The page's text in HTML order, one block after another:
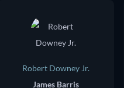
Robert Downey Jr.
James Barris